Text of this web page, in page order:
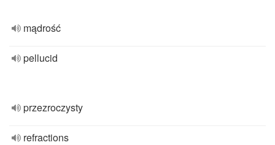
mądrość
pellucid
przezroczysty
refractions